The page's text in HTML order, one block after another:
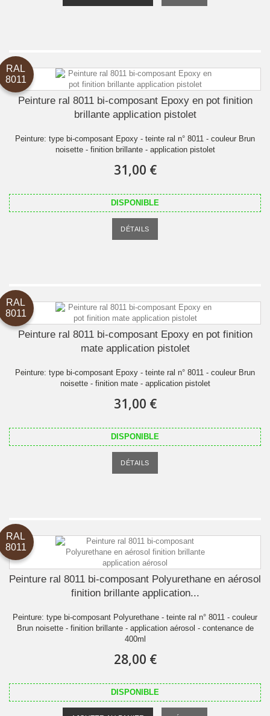
RAL
8011
Peinture ral 8011 bi-composant Epoxy en pot finition
brillante application pistolet
Peinture: type bi-composant Epoxy - teinte ral n° 8011 - couleur Brun
noisette - finition brillante - application pistolet
31,00 €
DISPONIBLE
DÉTAILS
RAL
8011
Peinture ral 8011 bi-composant Epoxy en pot finition
mate application pistolet
Peinture: type bi-composant Epoxy - teinte ral n° 8011 - couleur Brun
noisette - finition mate - application pistolet
31,00 €
DISPONIBLE
DÉTAILS
RAL
8011
Peinture ral 8011 bi-composant Polyurethane en aérosol
finition brillante application...
Peinture: type bi-composant Polyurethane - teinte ral n° 8011 - couleur
Brun noisette - finition brillante - application aérosol - contenance de
400ml
28,00 €
DISPONIBLE